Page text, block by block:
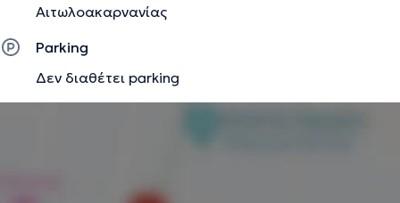
Αιτωλοακαρνανίας
Parking
Δεν διαθέτει parking